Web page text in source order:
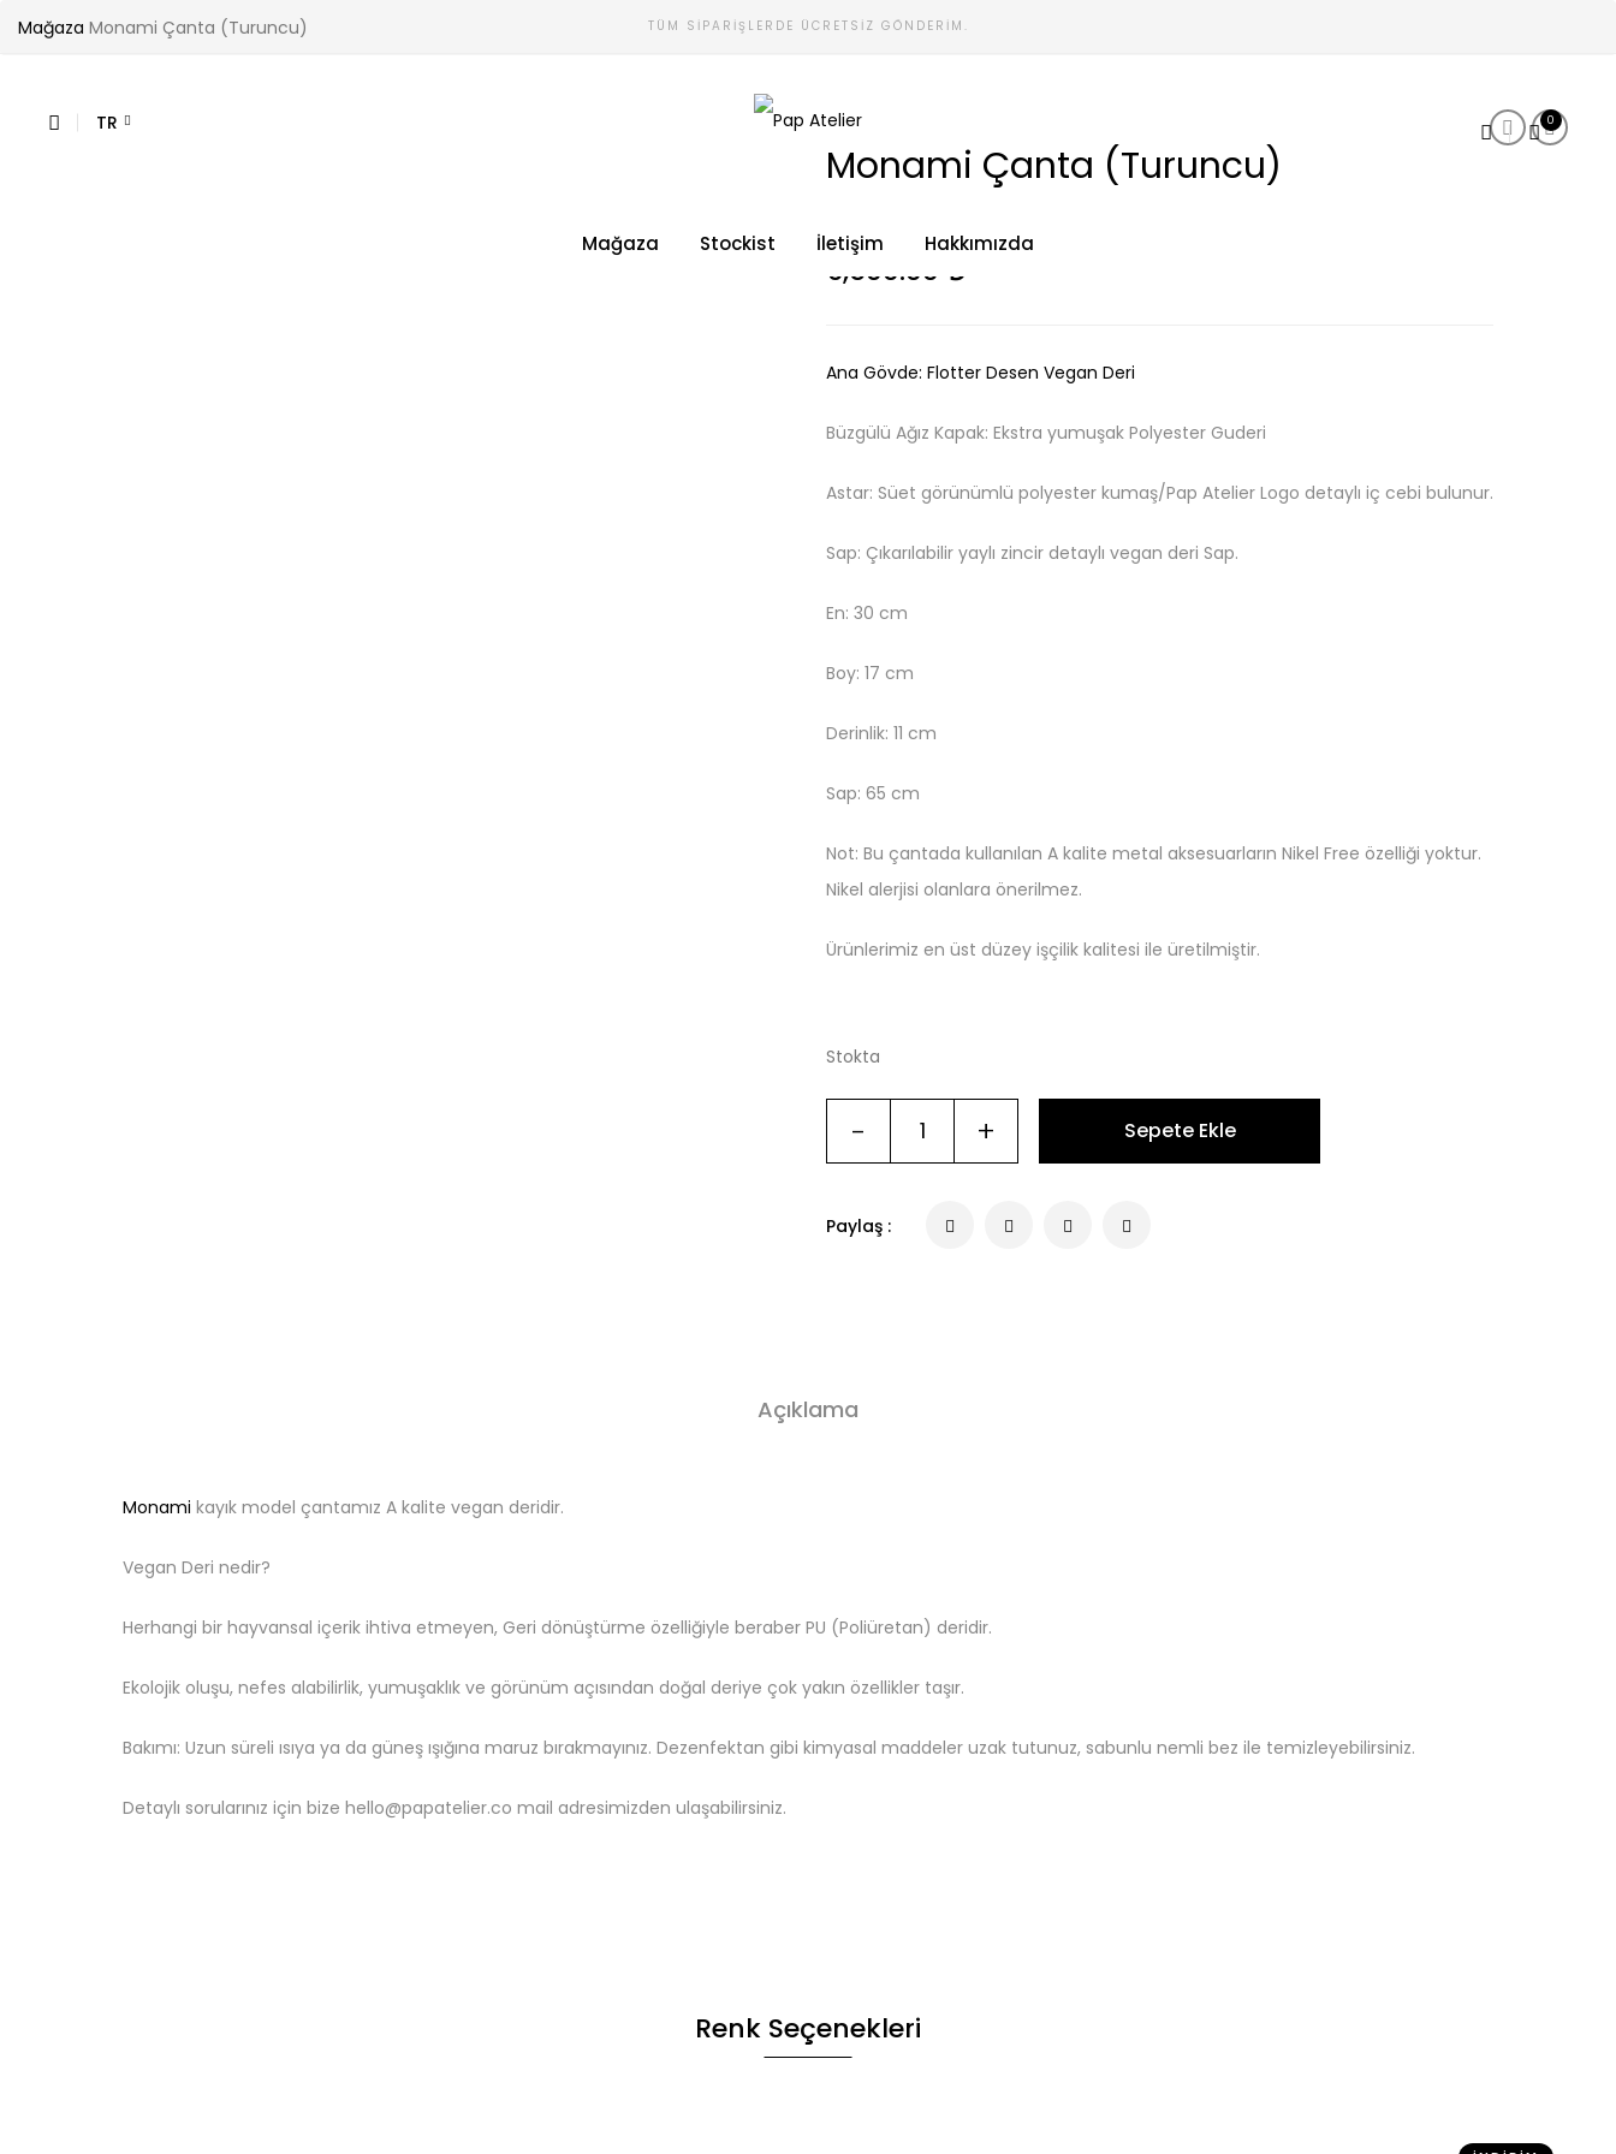
TÜM SIPARIŞLERDE ÜCRETSIZ GÖNDERIM.
TR 0
Mağaza Stockist İletişim Hakkımızda
Mağaza Monami Çanta (Turuncu)
Monami
Little
Monami Çanta (Turuncu)
6,500.00 ₺
Ana Gövde: Flotter Desen Vegan Deri
Büzgülü Ağız Kapak: Ekstra yumuşak Polyester Guderi
Astar: Süet görünümlü polyester kumaş/Pap Atelier Logo detaylı iç cebi bulunur.
Sap: Çıkarılabilir yaylı zincir detaylı vegan deri Sap.
En: 30 cm
Boy: 17 cm
Derinlik: 11 cm
Sap: 65 cm
Not: Bu çantada kullanılan A kalite metal aksesuarların Nikel Free özelliği yoktur.
Nikel alerjisi olanlara önerilmez.
Ürünlerimiz en üst düzey işçilik kalitesi ile üretilmiştir.
Stokta
- + Sepete Ekle
Paylaş :
Açıklama
Monami kayık model çantamız A kalite vegan deridir.
Vegan Deri nedir?
Herhangi bir hayvansal içerik ihtiva etmeyen, Geri dönüştürme özelliğiyle beraber PU (Poliüretan) deridir.
Ekolojik oluşu, nefes alabilirlik, yumuşaklık ve görünüm açısından doğal deriye çok yakın özellikler taşır.
Bakımı: Uzun süreli ısıya ya da güneş ışığına maruz bırakmayınız. Dezenfektan gibi kimyasal maddeler uzak tutunuz, sabunlu nemli bez ile temizleyebilirsiniz.
Detaylı sorularınız için bize hello@papatelier.co mail adresimizden ulaşabilirsiniz.
Renk Seçenekleri